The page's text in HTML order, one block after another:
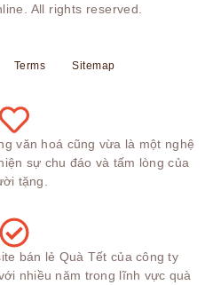
. All rights reserved.
Terms Sitemap
văn hoá cũng vừa là một nghệ
sự chu đáo và tấm lòng của
tặng.
bán lẻ Quà Tết của công ty
nhiều năm trong lĩnh vực quà